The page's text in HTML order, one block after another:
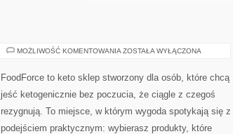
MOŻLIWOŚĆ KOMENTOWANIA KETO
ZOSTAŁA WYŁĄCZONA
FoodForce to keto sklep stworzony dla osób, które chcą
jeść ketogenicznie bez poczucia, że ciągle z czegoś
rezygnują. To miejsce, w którym wygoda spotykają się z
podejściem praktycznym: wybierasz produkty, które